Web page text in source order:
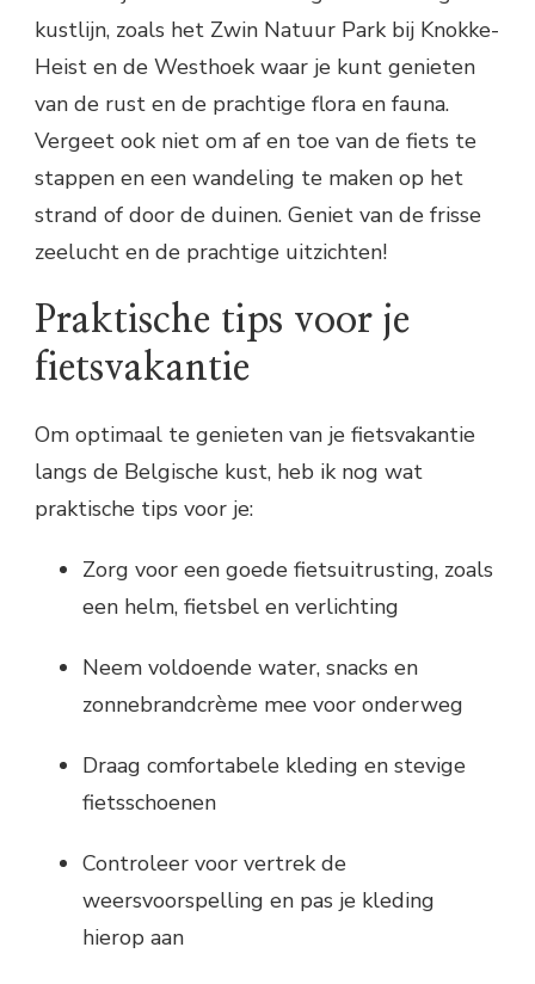
kustlijn, zoals het Zwin Natuur Park bij Knokke-
Heist en de Westhoek waar je kunt genieten
van de rust en de prachtige flora en fauna.
Vergeet ook niet om af en toe van de fiets te
stappen en een wandeling te maken op het
strand of door de duinen. Geniet van de frisse
zeelucht en de prachtige uitzichten!
Praktische tips voor je
fietsvakantie
Om optimaal te genieten van je fietsvakantie
langs de Belgische kust, heb ik nog wat
praktische tips voor je:
Zorg voor een goede fietsuitrusting, zoals
een helm, fietsbel en verlichting
Neem voldoende water, snacks en
zonnebrandcrème mee voor onderweg
Draag comfortabele kleding en stevige
fietsschoenen
Controleer voor vertrek de
weersvoorspelling en pas je kleding
hierop aan